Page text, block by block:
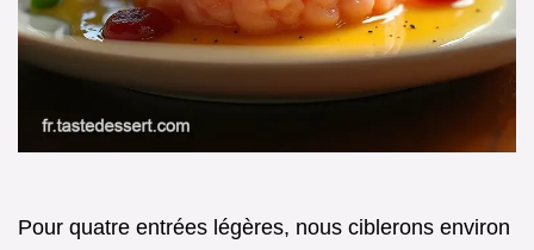
Pour quatre entrées légères, nous ciblerons environ